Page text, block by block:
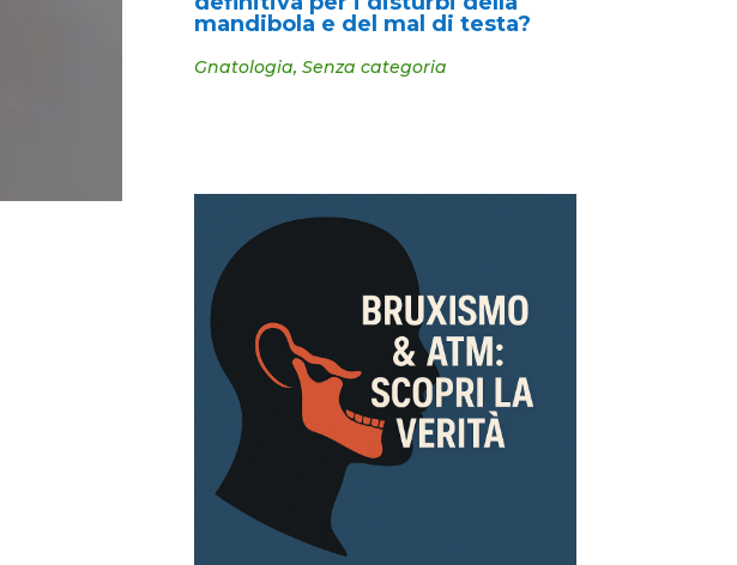
mandibola e del mal di testa?
Gnatologia, Senza categoria